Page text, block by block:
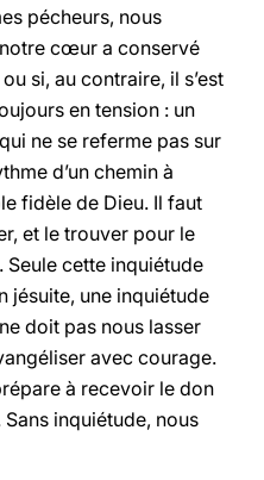
pécheurs, nous
cœur a conservé
si, au contraire, il s’est
en tension : un
ne se referme pas sur
d’un chemin à
fidèle de Dieu. Il faut
et le trouver pour le
cette inquiétude
jésuite, une inquiétude
doit pas nous lasser
avec courage.
à recevoir le don
inquiétude, nous